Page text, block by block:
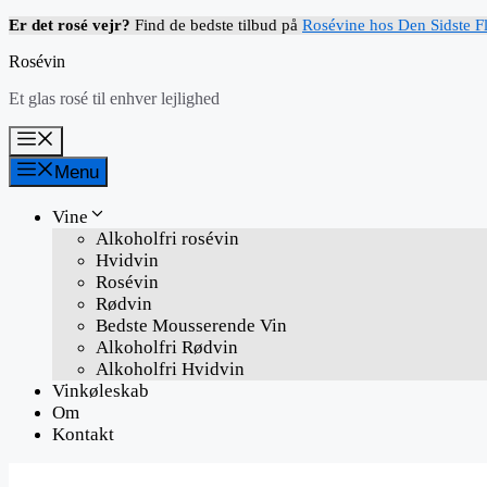
Hop
indhold
Er det rosé vejr? Find de bedste tilbud på Rosévine hos Den Sidste
Rosévin
Et glas rosé til enhver lejlighed
Menu
Vine
Alkoholfri rosévin
Hvidvin
Rosévin
Rødvin
Bedste Mousserende Vin
Alkoholfri Rødvin
Alkoholfri Hvidvin
Vinkøleskab
Om
Kontakt